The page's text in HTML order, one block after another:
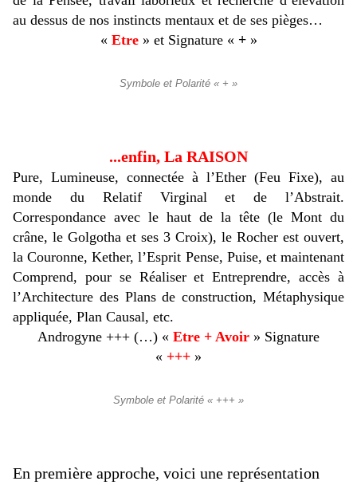
au dessus de nos instincts mentaux et de ses pièges…
« Etre» et Signature « +»
Symbole et Polarité « + »
...enfin, La RAISON
Pure, Lumineuse, connectée à l’Ether (Feu Fixe), au
monde du Relatif Virginal et de l’Abstrait.
Correspondance avec le haut de la tête (le Mont du
crâne, le Golgotha et ses 3 Croix), le Rocher est ouvert,
la Couronne, Kether, l’Esprit Pense, Puise, et maintenant
Comprend, pour se Réaliser et Entreprendre, accès à
l’Architecture des Plans de construction, Métaphysique
appliquée, Plan Causal, etc.
Androgyne +++ (…) « Etre + Avoir » Signature
« +++ »
Symbole et Polarité « +++ »
En première approche, voici une représentation